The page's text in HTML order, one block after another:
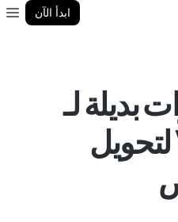
ابدأ الآن
بديلة لـ
Voicenotes لتحويل